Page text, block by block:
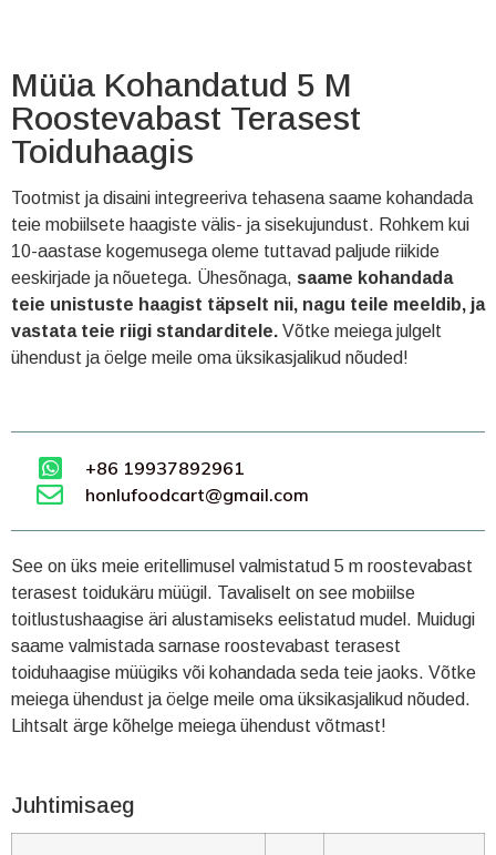
Müüa Kohandatud 5 M
Roostevabast Terasest
Toiduhaagis
Tootmist ja disaini integreeriva tehasena saame kohandada
teie mobiilsete haagiste välis- ja sisekujundust. Rohkem kui
10-aastase kogemusega oleme tuttavad paljude riikide
eeskirjade ja nõuetega. Ühesõnaga, saame kohandada
teie unistuste haagist täpselt nii, nagu teile meeldib, ja
vastata teie riigi standarditele. Võtke meiega julgelt
ühendust ja öelge meile oma üksikasjalikud nõuded!
+86 19937892961
honlufoodcart@gmail.com
See on üks meie eritellimusel valmistatud 5 m roostevabast
terasest toidukäru müügil. Tavaliselt on see mobiilse
toitlustushaagise äri alustamiseks eelistatud mudel. Muidugi
saame valmistada sarnase roostevabast terasest
toiduhaagise müügiks või kohandada seda teie jaoks. Võtke
meiega ühendust ja öelge meile oma üksikasjalikud nõuded.
Lihtsalt ärge kõhelge meiega ühendust võtmast!
Juhtimisaeg